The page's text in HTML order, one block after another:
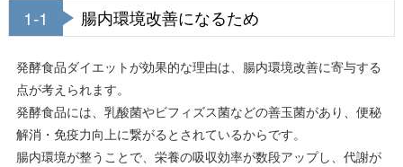
1-1 腸内環境改善になるため
発酵食品ダイエットが効果的な理由は、腸内環境改善に寄与する
点が考えられます。
発酵食品には、乳酸菌やビフィズス菌などの善玉菌があり、便秘
解消・免疫力向上に繋がるとされているからです。
腸内環境が整うことで、栄養の吸収効率が数段アップし、代謝が